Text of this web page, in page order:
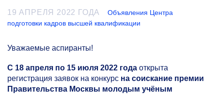
19 АПРЕЛЯ 2022 ГОДА
Объявления Центра
подготовки кадров высшей квалификации
Уважаемые аспиранты!
С 18 апреля по 15 июля 2022 года открыта
регистрация заявок на конкурс на соискание премии
Правительства Москвы молодым учёным